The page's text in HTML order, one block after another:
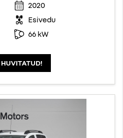
2020
Esivedu
66 kW
HUVITATUD!